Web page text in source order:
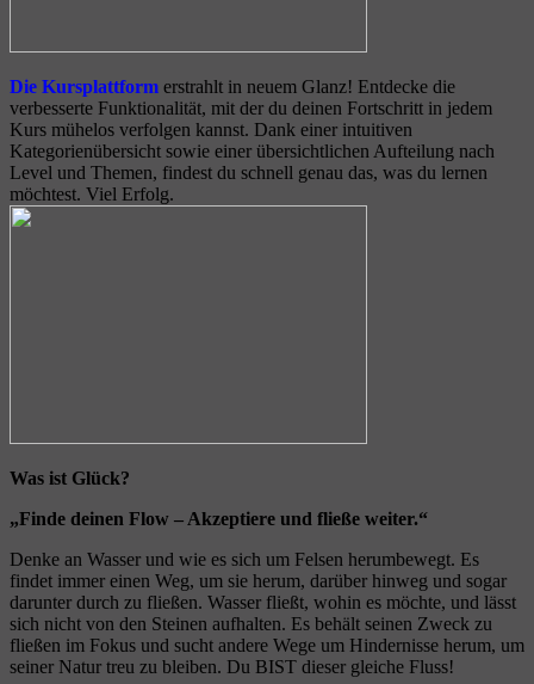
Die Kursplattform erstrahlt in neuem Glanz! Entdecke die
verbesserte Funktionalität, mit der du deinen Fortschritt in jedem
Kurs mühelos verfolgen kannst. Dank einer intuitiven
Kategorienübersicht sowie einer übersichtlichen Aufteilung nach
Level und Themen, findest du schnell genau das, was du lernen
möchtest. Viel Erfolg.
Was ist Glück?
„Finde deinen Flow – Akzeptiere und fließe weiter.“
Denke an Wasser und wie es sich um Felsen herumbewegt. Es
findet immer einen Weg, um sie herum, darüber hinweg und sogar
darunter durch zu fließen. Wasser fließt, wohin es möchte, und lässt
sich nicht von den Steinen aufhalten. Es behält seinen Zweck zu
fließen im Fokus und sucht andere Wege um Hindernisse herum, um
seiner Natur treu zu bleiben. Du BIST dieser gleiche Fluss!